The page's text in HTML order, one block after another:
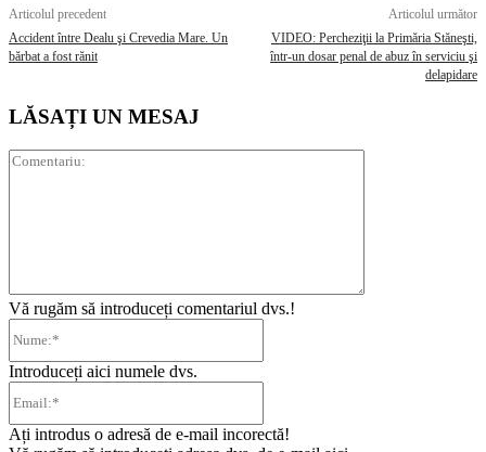
Articolul precedent
Accident între Dealu şi Crevedia Mare. Un
bărbat a fost rănit
Articolul următor
VIDEO: Percheziţii la Primăria Stăneşti,
într-un dosar penal de abuz în serviciu şi
delapidare
LĂSAȚI UN MESAJ
Vă rugăm să introduceți comentariul dvs.!
Introduceți aici numele dvs.
Ați introdus o adresă de e-mail incorectă!